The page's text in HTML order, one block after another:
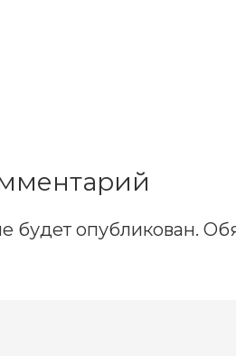
будет опубликован.